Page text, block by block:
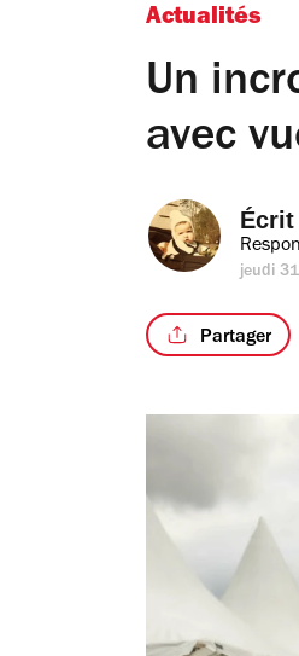
Actualités
Un
avec
Écrit
jeudi
Partager